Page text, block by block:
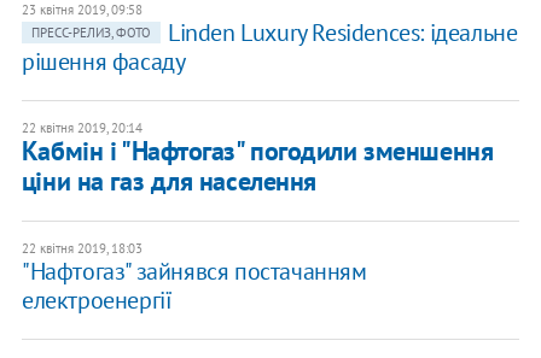
23 квітня 2019, 09:58
ПРЕСС-РЕЛИЗ, ФОТО
Linden Luxury Residences: ідеальне
рішення фасаду
22 квітня 2019, 20:14
Кабмін і "Нафтогаз" погодили зменшення
ціни на газ для населення
22 квітня 2019, 18:03
"Нафтогаз" зайнявся постачанням
електроенергії